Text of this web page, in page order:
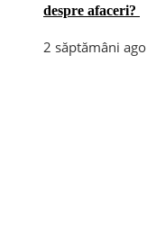
despre afaceri?
2 săptămâni ago